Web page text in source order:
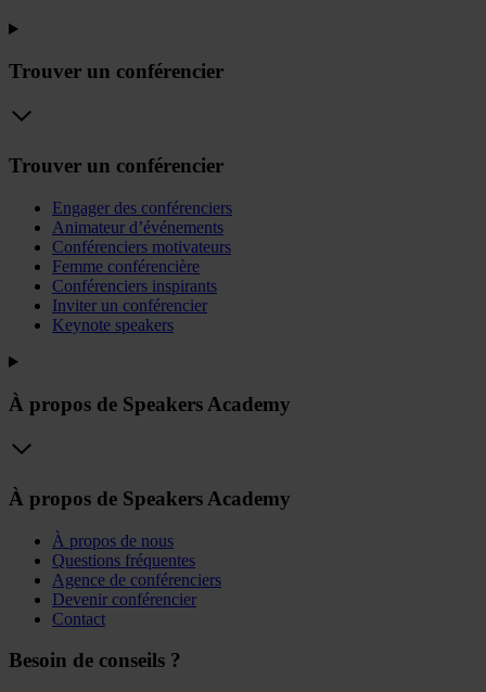
Trouver un conférencier
Trouver un conférencier
Engager des conférenciers
Animateur d’événements
Conférenciers motivateurs
Femme conférencière
Conférenciers inspirants
Inviter un conférencier
Keynote speakers
À propos de Speakers Academy
À propos de Speakers Academy
À propos de nous
Questions fréquentes
Agence de conférenciers
Devenir conférencier
Contact
Besoin de conseils ?